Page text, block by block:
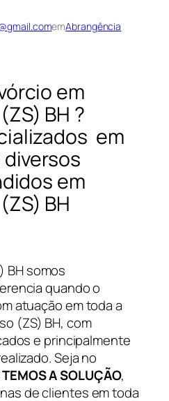
emAbrangência
em
BH ?
em
em
BH
BH somos
quando o
atuação em toda a
(ZS) BH, com
e principalmente
Seja no
TEMOS A SOLUÇÃO,
de clientes em toda